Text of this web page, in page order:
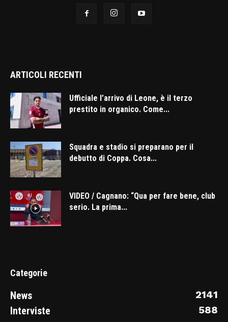
ARTICOLI RECENTI
Ufficiale l’arrivo di Leone, è il terzo
prestito in organico. Come...
Squadra e stadio si preparano per il
debutto di Coppa. Cosa...
VIDEO / Cagnano: “Qua per fare bene, club
serio. La prima...
Categorie
News
2141
Interviste
588